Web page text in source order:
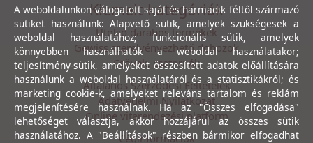
Kiemelt kategóriák
Utolsó darabos termékek
Gewiss szerelvényezhető dobozok
Csövek, csatornák
Általános Szerződési Feltételek
Adatvédelmi Nyilatkozat
Online vitarendezési platform
Céginformációk
A weboldalunkon válogatott saját és harmadik féltől származó
sütiket használunk: Alapvető sütik, amelyek szükségesek a
weboldal használatához; funkcionális sütik, amelyek
könnyebben használhatók a weboldal használatakor;
teljesítmény-sütik, amelyeket összesített adatok előállítására
használunk a weboldal használatáról és a statisztikákról; és
marketing cookie-k, amelyeket releváns tartalom és reklám
megjelenítésére használnak. Ha az "Összes elfogadása"
lehetőséget választja, akkor hozzájárul az összes sütik
használatához. A "Beállítások" részben bármikor elfogadhat